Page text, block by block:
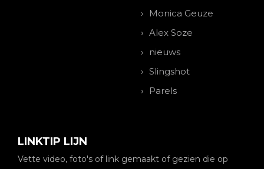
Monica Geuze
Alex Soze
nieuws
Slingshot
Parels
LINKTIP LIJN
Vette video, foto's of link gemaakt of gezien die op